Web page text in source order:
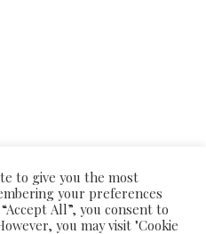
PRIVACYVERKLARING
to give you the most
your preferences
All”, you consent to
you may visit "Cookie